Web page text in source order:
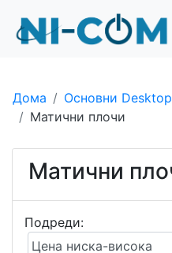
Дома
Основни
Матични плочи
Матични
Подреди: